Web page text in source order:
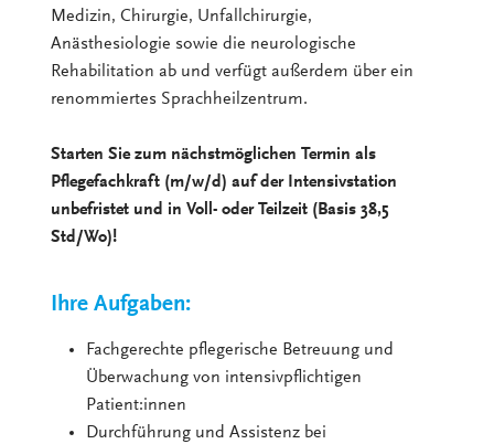
Medizin, Chirurgie, Unfallchirurgie,
Anästhesiologie sowie die neurologische
Rehabilitation ab und verfügt außerdem über ein
renommiertes Sprachheilzentrum.
Starten Sie zum nächstmöglichen Termin als
Pflegefachkraft (m/w/d) auf der Intensivstation
unbefristet und in Voll- oder Teilzeit (Basis 38,5
Std/Wo)!
Ihre Aufgaben:
Fachgerechte pflegerische Betreuung und
Überwachung von intensivpflichtigen
Patient:innen
Durchführung und Assistenz bei